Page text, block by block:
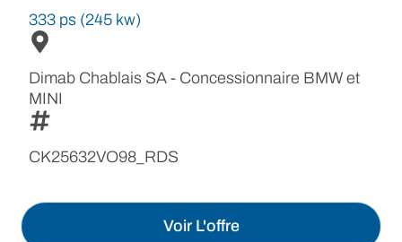
333 ps (245 kw)
Dimab Chablais SA - Concessionnaire BMW et
MINI
CK25632VO98_RDS
Voir L'offre